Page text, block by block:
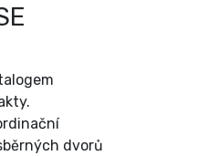
dvorů